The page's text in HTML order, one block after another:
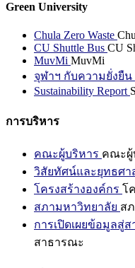
Green University
Chula Zero Waste
CU Shuttle Bus CU
MuvMi MuvMi
จุฬาฯ กับความยั่งยืน
Sustainability Report
การบริหาร
คณะผู้บริหาร คณะผู้
วิสัยทัศน์และยุทธศา
โครงสร้างองค์กร โ
สภามหาวิทยาลัย ส
การเปิดเผยข้อมูลสู่
สาธารณะ